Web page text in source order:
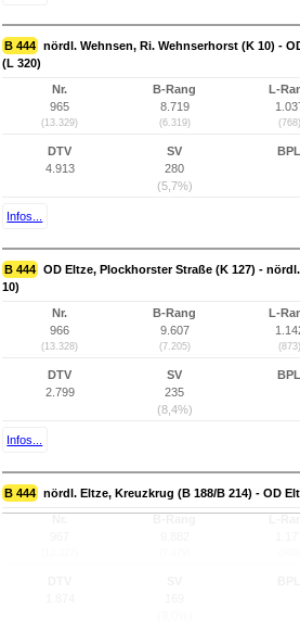
B 444 nördl. Wehnsen, Ri. Wehnserhorst (K 10) -
(L 320)
Nr.
965
(13.329)
B-Rang
8.719
(6.319)
L-
(768)
DTV
4.913
SV
280
(5,7%)
BPL
Infos...
B 444 OD Eltze, Plockhorster Straße (K 127) -
10)
Nr.
966
(13.328)
B-Rang
9.607
(7.205)
L-
(873)
DTV
2.799
SV
235
(8,4%)
BPL
Infos...
B 444 nördl. Eltze, Kreuzkrug (B 188/B 214) - OD